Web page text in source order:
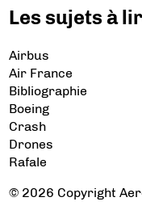
Les sujets à
Airbus
Air France
Bibliographie
Boeing
Crash
Drones
Rafale
© 2026 Copyright